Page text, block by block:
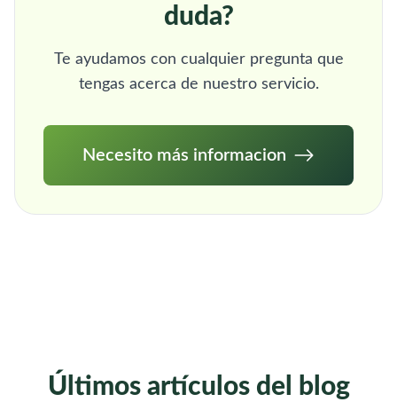
duda?
Te ayudamos con cualquier pregunta que
tengas acerca de nuestro servicio.
Necesito más informacion
Últimos artículos del blog